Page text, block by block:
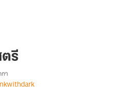
รี
า